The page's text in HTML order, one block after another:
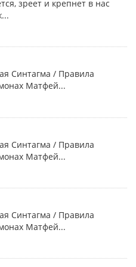
зреет и крепнет в нас
Синтагма / Правила
Матфей...
Синтагма / Правила
Матфей...
Синтагма / Правила
Матфей...